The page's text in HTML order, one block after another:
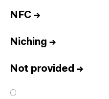
NFC →
Niching →
Not provided →
O